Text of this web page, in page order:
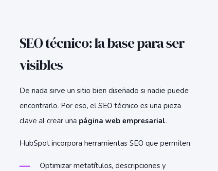
SEO técnico: la base para ser
visibles
De nada sirve un sitio bien diseñado si nadie puede
encontrarlo. Por eso, el SEO técnico es una pieza
clave al crear una página web empresarial.
HubSpot incorpora herramientas SEO que permiten:
Optimizar metatítulos, descripciones y